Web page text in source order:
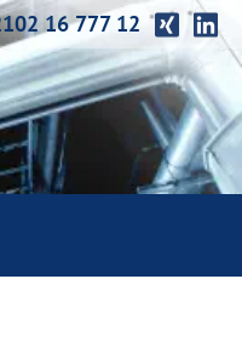
16 777 12